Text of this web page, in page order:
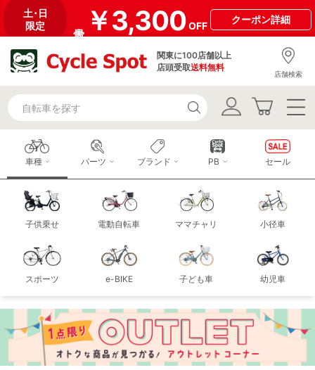
土･日
限定
￥3,300OFF
クーポン詳細
関東に100店舗以上
店頭受取送料無料
店舗検索
車種
子供乗せ 電動自転車 ママチャリ 小径車
スポーツ e-BIKE 子ども車 幼児車
パーツ ブランド PB セール